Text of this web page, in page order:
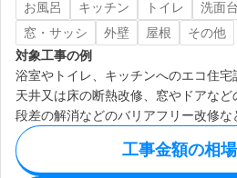
お風呂 キッチン トイレ 洗面台
窓・サッシ
外壁 屋根
その他
対象工事の例
浴室やトイレ、キッチンへのエコ住宅
天井又は床の断熱改修、窓やドアなど
段差の解消などのバリアフリー改修な
工事金額の相